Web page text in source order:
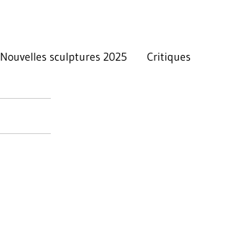
Nouvelles sculptures 2025 Critiques